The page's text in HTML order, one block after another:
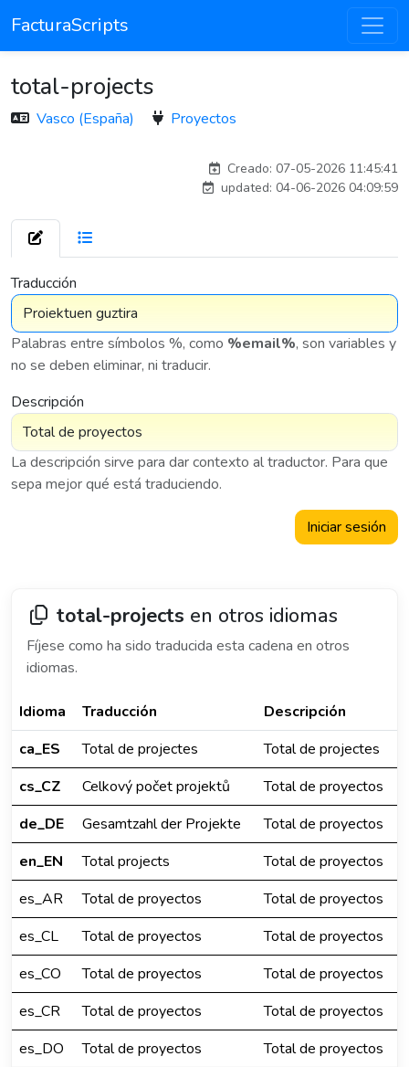
FacturaScripts
total-projects
Vasco (España) Proyectos
Creado: 07-05-2026 11:45:41
updated: 04-06-2026 04:09:59
Traducción
Palabras entre símbolos %, como %email%, son variables y
no se deben eliminar, ni traducir.
Descripción
La descripción sirve para dar contexto al traductor. Para que
sepa mejor qué está traduciendo.
Iniciar sesión
total-projects en otros idiomas
Fíjese como ha sido traducida esta cadena en otros
idiomas.
Idioma Traducción
Descripción
ca_ES
Total de projectes
Total de projectes
cs_CZ
Celkový počet projektů
Total de proyectos
de_DE
Gesamtzahl der Projekte
Total de proyectos
en_EN
Total projects
Total de proyectos
es_AR
Total de proyectos
Total de proyectos
es_CL
Total de proyectos
Total de proyectos
es_CO
Total de proyectos
Total de proyectos
es_CR
Total de proyectos
Total de proyectos
es_DO
Total de proyectos
Total de proyectos